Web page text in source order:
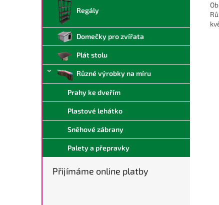
Regály
Domečky pro zvířata
Plát stolu
Různé výrobky na míru
Prahy ke dveřím
Plastové lehátko
Sněhové zábrany
Palety a přepravky
Přijímáme online platby